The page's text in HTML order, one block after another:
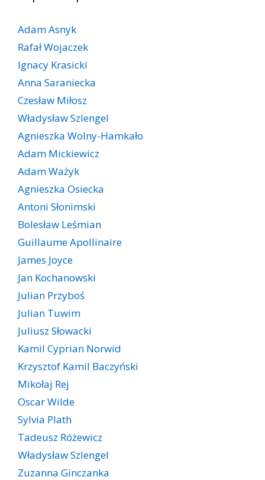
Adam Asnyk
Rafał Wojaczek
Ignacy Krasicki
Anna Saraniecka
Czesław Miłosz
Władysław Szlengel
Agnieszka Wolny-Hamkało
Adam Mickiewicz
Adam Ważyk
Agnieszka Osiecka
Antoni Słonimski
Bolesław Leśmian
Guillaume Apollinaire
James Joyce
Jan Kochanowski
Julian Przyboś
Julian Tuwim
Juliusz Słowacki
Kamil Cyprian Norwid
Krzysztof Kamil Baczyński
Mikołaj Rej
Oscar Wilde
Sylvia Plath
Tadeusz Różewicz
Władysław Szlengel
Zuzanna Ginczanka